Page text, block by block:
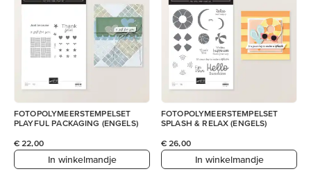
FOTOPOLYMEERSTEMPELSET
PLAYFUL PACKAGING (ENGELS)
€ 22,00
In winkelmandje
FOTOPOLYMEERSTEMPELSET
SPLASH & RELAX (ENGELS)
€ 26,00
In winkelmandje